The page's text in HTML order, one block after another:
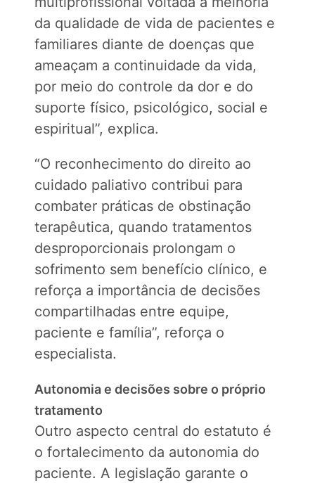
da qualidade de vida de pacientes e
familiares diante de doenças que
ameaçam a continuidade da vida,
por meio do controle da dor e do
suporte físico, psicológico, social e
espiritual”, explica.
“O reconhecimento do direito ao
cuidado paliativo contribui para
combater práticas de obstinação
terapêutica, quando tratamentos
desproporcionais prolongam o
sofrimento sem benefício clínico, e
reforça a importância de decisões
compartilhadas entre equipe,
paciente e família”, reforça o
especialista.
Autonomia e decisões sobre o próprio
tratamento
Outro aspecto central do estatuto é
o fortalecimento da autonomia do
paciente. A legislação garante o